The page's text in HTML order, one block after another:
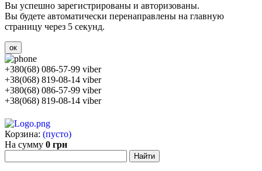
Вы успешно зарегистрированы и авторизованы.
Вы будете автоматически перенаправлены на главную
страницу через 5 секунд.
ок
+380(68) 086-57-99 viber
+38(068) 819-08-14 viber
+380(68) 086-57-99 viber
+38(068) 819-08-14 viber
Корзина: (пусто)
На сумму 0 грн